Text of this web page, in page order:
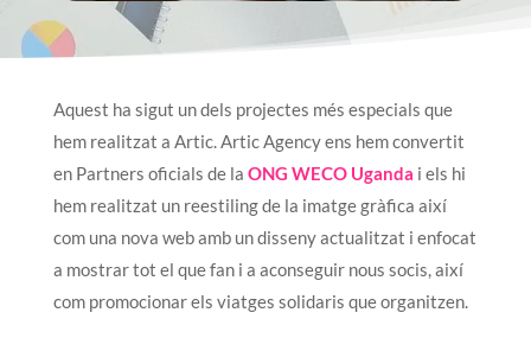
Aquest ha sigut un dels projectes més especials que
hem realitzat a Artic. Artic Agency ens hem convertit
en Partners oficials de la ONG WECO Uganda i els hi
hem realitzat un reestiling de la imatge gràfica així
com una nova web amb un disseny actualitzat i enfocat
a mostrar tot el que fan i a aconseguir nous socis, així
com promocionar els viatges solidaris que organitzen.